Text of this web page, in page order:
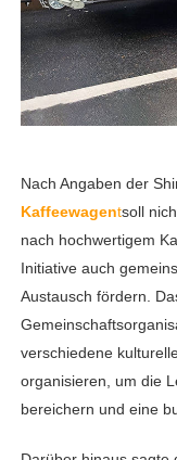
Nach Angaben der
Kaffeewagentsoll
nach hochwertigem
Initiative auch
Austausch fördern.
verschiedene
organisieren, um die
bereichern und eine